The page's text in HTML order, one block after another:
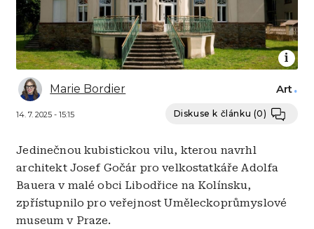
Marie Bordier
14. 7. 2025 - 15:15
Art
Diskuse k článku (0)
Jedinečnou kubistickou vilu, kterou navrhl
architekt Josef Gočár pro velkostatkáře Adolfa
Bauera v malé obci Libodřice na Kolínsku,
zpřístupnilo pro veřejnost Uměleckoprůmyslové
museum v Praze.